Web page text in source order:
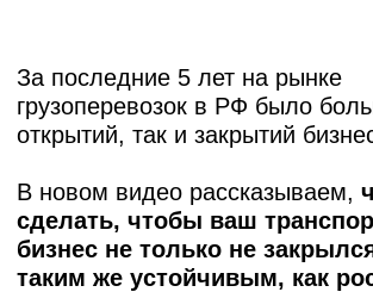
За последние 5 лет на рынке
грузоперевозок в РФ было
открытий, так и закрытий
В новом видео рассказываем,
сделать, чтобы ваш
бизнес не только не
таким же устойчивым, как